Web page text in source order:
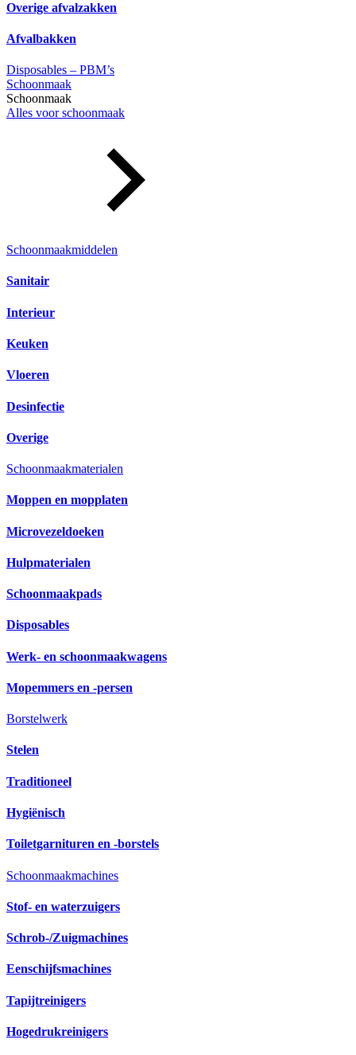
Overige afvalzakken
Afvalbakken
Disposables – PBM’s
Schoonmaak
Schoonmaak
Alles voor schoonmaak
Schoonmaakmiddelen
Sanitair
Interieur
Keuken
Vloeren
Desinfectie
Overige
Schoonmaakmaterialen
Moppen en mopplaten
Microvezeldoeken
Hulpmaterialen
Schoonmaakpads
Disposables
Werk- en schoonmaakwagens
Mopemmers en -persen
Borstelwerk
Stelen
Traditioneel
Hygiënisch
Toiletgarnituren en -borstels
Schoonmaakmachines
Stof- en waterzuigers
Schrob-/Zuigmachines
Eenschijfsmachines
Tapijtreinigers
Hogedrukreinigers